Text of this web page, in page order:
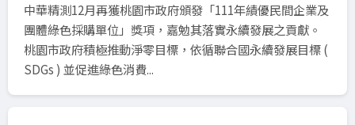
中華精測12月再獲桃園市政府頒發「111年績優民間企業及
團體綠色採購單位」獎項，嘉勉其落實永續發展之貢獻。
桃園市政府積極推動淨零目標，依循聯合國永續發展目標 (
SDGs ) 並促進綠色消費...